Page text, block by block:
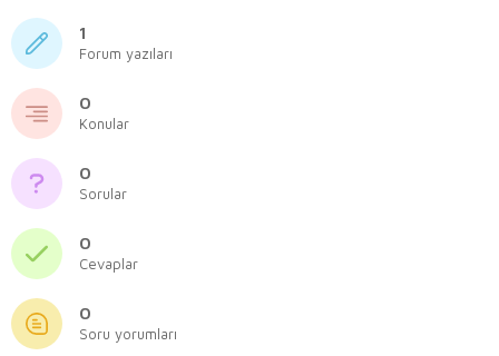
1
Forum yazıları
0
Konular
0
Sorular
0
Cevaplar
0
Soru yorumları